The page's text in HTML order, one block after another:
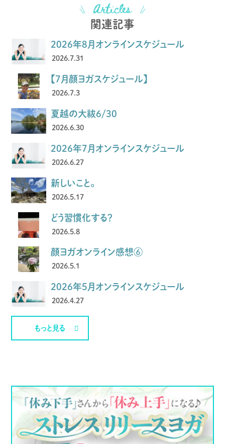
関連記事
2026年8月オンラインスケジュール
2026.7.31
【7月顔ヨガスケジュール】
2026.7.3
夏越の大祓6/30
2026.6.30
2026年7月オンラインスケジュール
2026.6.27
新しいこと。
2026.5.17
どう習慣化する？
2026.5.8
顔ヨガオンライン感想⑥
2026.5.1
2026年5月オンラインスケジュール
2026.4.27
もっと見る